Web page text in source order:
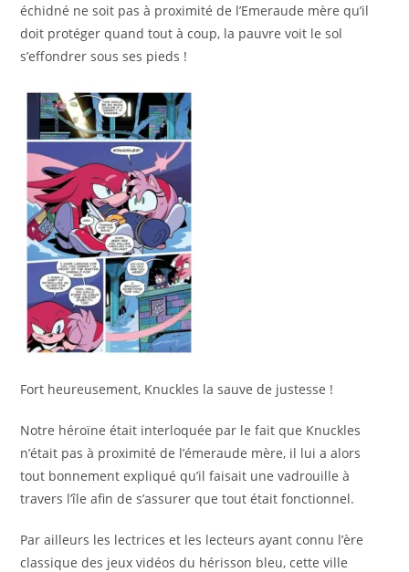
échidné ne soit pas à proximité de l’Emeraude mère qu’il
doit protéger quand tout à coup, la pauvre voit le sol
s’effondrer sous ses pieds !
Fort heureusement, Knuckles la sauve de justesse !
Notre héroïne était interloquée par le fait que Knuckles
n’était pas à proximité de l’émeraude mère, il lui a alors
tout bonnement expliqué qu’il faisait une vadrouille à
travers l’île afin de s’assurer que tout était fonctionnel.
Par ailleurs les lectrices et les lecteurs ayant connu l’ère
classique des jeux vidéos du hérisson bleu, cette ville